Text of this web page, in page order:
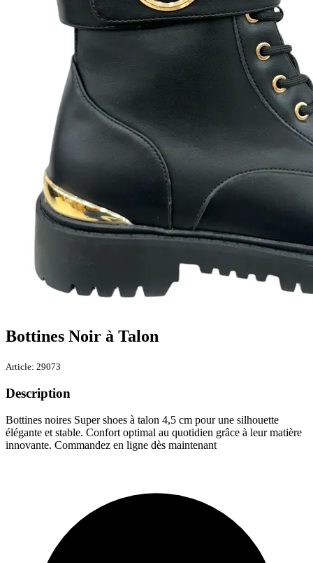
Bottines Noir à Talon
Article: 29073
Description
Bottines noires Super shoes à talon 4,5 cm pour une silhouette
élégante et stable. Confort optimal au quotidien grâce à leur matière
innovante. Commandez en ligne dès maintenant